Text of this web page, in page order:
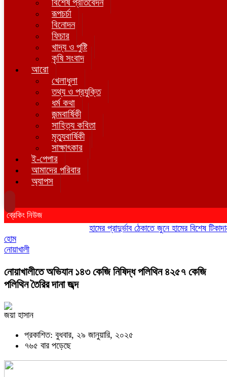
বিশেষ প্রতিবেদন
রূপচর্চা
বিনোদন
ফিচার
খাদ্য ও পুষ্টি
কৃষি সংবাদ
আরো
খেলাধুলা
তথ্য ও প্রযুক্তি
ধর্ম কথা
জন্মবার্ষিকী
সাহিত্য কবিতা
মৃত্যুবার্ষিকী
সাক্ষাৎকার
ই-পেপার
আমাদের পরিবার
অ্যাপস
ব্রেকিং নিউজ
হামের প্রাদুর্ভাব ঠেকাতে জুনে হামের বিশেষ টিকাদান;
হোম
নোয়াখালী
নোয়াখালীতে অভিযান ১৪৩ কেজি নিষিদ্ধ পলিথিন ৪২৫৭ কেজি
পলিথিন তৈরির দানা জব্দ
জয়া হাসান
প্রকাশিত: বুধবার, ২৯ জানুয়ারি, ২০২৫
৭৬৫ বার পড়েছে